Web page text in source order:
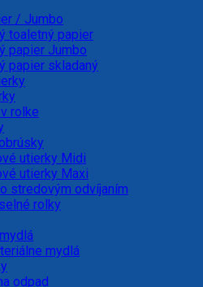
/ Jumbo
toaletný papier
papier Jumbo
papier skladaný
rolke
utierky Midi
utierky Maxi
stredovým odvíjaním
rolky
mydlá
odpad